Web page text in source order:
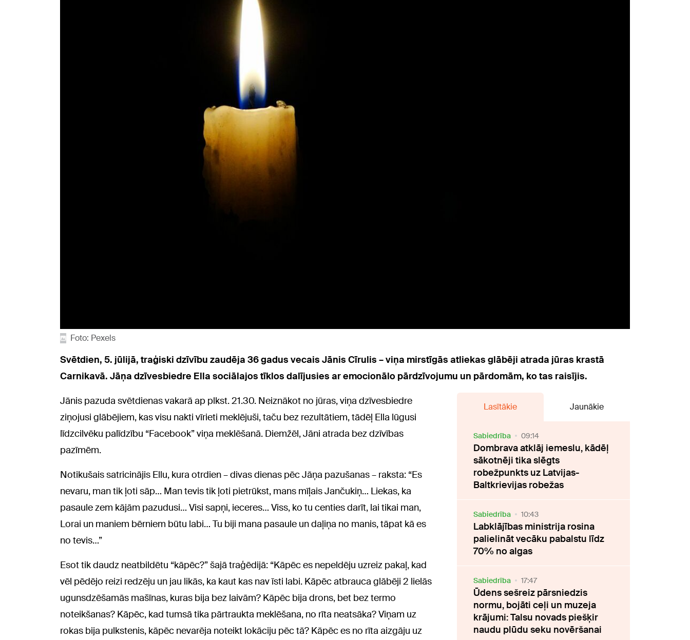
Foto: Pexels
Svētdien, 5. jūlijā, traģiski dzīvību zaudēja 36 gadus vecais Jānis Cīrulis – viņa mirstīgās atliekas glābēji atrada jūras krastā
Carnikavā. Jāņa dzīvesbiedre Ella sociālajos tīklos dalījusies ar emocionālo pārdzīvojumu un pārdomām, ko tas raisījis.
Jānis pazuda svētdienas vakarā ap plkst. 21.30. Neiznākot no jūras, viņa dzīvesbiedre
ziņojusi glābējiem, kas visu nakti vīrieti meklējuši, taču bez rezultātiem, tādēļ Ella lūgusi
līdzcilvēku palīdzību “Facebook” viņa meklēšanā. Diemžēl, Jāni atrada bez dzīvības
pazīmēm.
Notikušais satricinājis Ellu, kura otrdien – divas dienas pēc Jāņa pazušanas – raksta: “Es
nevaru, man tik ļoti sāp… Man tevis tik ļoti pietrūkst, mans mīļais Jančukiņ… Liekas, ka
pasaule zem kājām pazudusi… Visi sapņi, ieceres… Viss, ko tu centies darīt, lai tikai man,
Lorai un maniem bērniem būtu labi… Tu biji mana pasaule un daļiņa no manis, tāpat kā es
no tevis…”
Esot tik daudz neatbildētu “kāpēc?” šajā traģēdijā: “Kāpēc es nepeldēju uzreiz pakaļ, kad
vēl pēdējo reizi redzēju un jau likās, ka kaut kas nav īsti labi. Kāpēc atbrauca glābēji 2 lielās
ugunsdzēšamās mašīnas, kuras bija bez laivām? Kāpēc bija drons, bet bez termo
noteikšanas? Kāpēc, kad tumsā tika pārtraukta meklēšana, no rīta neatsāka? Viņam uz
rokas bija pulkstenis, kāpēc nevarēja noteikt lokāciju pēc tā? Kāpēc es no rīta aizgāju uz
Lasītākie Jaunākie
Sabiedrība 09:14
Dombrava atklāj iemeslu, kādēļ
sākotnēji tika slēgts
robežpunkts uz Latvijas-
Baltkrievijas robežas
Sabiedrība 10:43
Labklājības ministrija rosina
palielināt vecāku pabalstu līdz
70% no algas
Sabiedrība 17:47
Ūdens sešreiz pārsniedzis
normu, bojāti ceļi un muzeja
krājumi: Talsu novads piešķir
naudu plūdu seku novēršanai